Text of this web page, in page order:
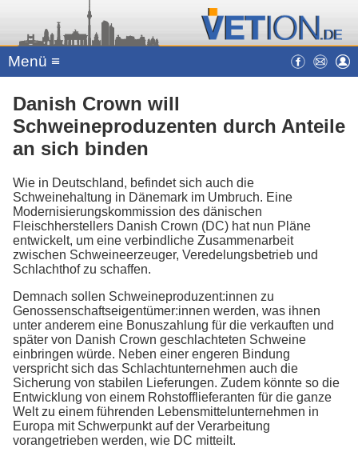
Menü ≡
Danish Crown will
Schweineproduzenten durch Anteile
an sich binden
Wie in Deutschland, befindet sich auch die
Schweinehaltung in Dänemark im Umbruch. Eine
Modernisierungskommission des dänischen
Fleischherstellers Danish Crown (DC) hat nun Pläne
entwickelt, um eine verbindliche Zusammenarbeit
zwischen Schweineerzeuger, Veredelungsbetrieb und
Schlachthof zu schaffen.
Demnach sollen Schweineproduzent:innen zu
Genossenschaftseigentümer:innen werden, was ihnen
unter anderem eine Bonuszahlung für die verkauften und
später von Danish Crown geschlachteten Schweine
einbringen würde. Neben einer engeren Bindung
verspricht sich das Schlachtunternehmen auch die
Sicherung von stabilen Lieferungen. Zudem könnte so die
Entwicklung von einem Rohstofflieferanten für die ganze
Welt zu einem führenden Lebensmittelunternehmen in
Europa mit Schwerpunkt auf der Verarbeitung
vorangetrieben werden, wie DC mitteilt.